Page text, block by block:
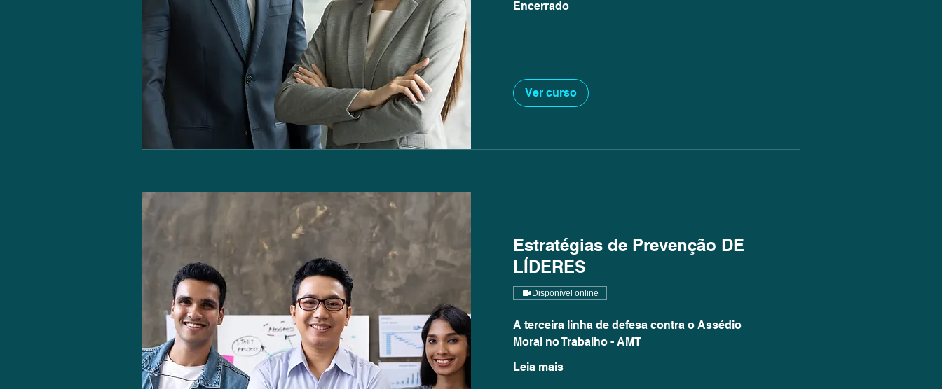
Encerrado
Ver curso
Estratégias de Prevenção DE
LÍDERES
Disponível online
A terceira linha de defesa contra o Assédio
Moral no Trabalho - AMT
Leia mais